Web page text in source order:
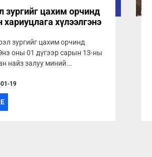
зургийг цахим орчинд
хүлээлгэнэ
зургийг цахим орчинд
оны 01 дүгээр сарын 13-ны
найз залуу миний...
19